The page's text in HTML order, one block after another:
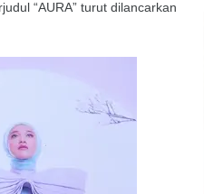
“AURA” turut dilancarkan